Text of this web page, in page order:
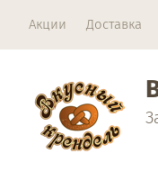
Акции Доставка